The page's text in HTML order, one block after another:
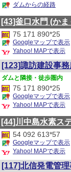
ダムからの経路
[43]釜口水門 (かま
75 171 890*25
Googleマップで表示
Yahoo! MAPで表示
[123]諏訪建設事務
隣接・徒歩圏内
75 171 890*25
Googleマップで表示
Yahoo! MAPで表示
[44]川中島水素ス
54 092 613*57
Googleマップで表示
Yahoo! MAPで表示
[117]北信発電管